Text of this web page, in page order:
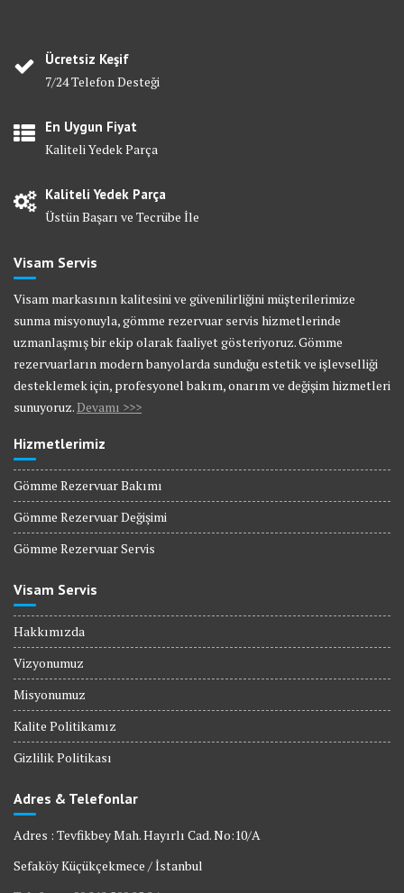
Ücretsiz Keşif
7/24 Telefon Desteği
En Uygun Fiyat
Kaliteli Yedek Parça
Kaliteli Yedek Parça
Üstün Başarı ve Tecrübe İle
Visam Servis
Visam markasının kalitesini ve güvenilirliğini müşterilerimize
sunma misyonuyla, gömme rezervuar servis hizmetlerinde
uzmanlaşmış bir ekip olarak faaliyet gösteriyoruz. Gömme
rezervuarların modern banyolarda sunduğu estetik ve işlevselliği
desteklemek için, profesyonel bakım, onarım ve değişim hizmetleri
sunuyoruz. Devamı >>>
Hizmetlerimiz
Gömme Rezervuar Bakımı
Gömme Rezervuar Değişimi
Gömme Rezervuar Servis
Visam Servis
Hakkımızda
Vizyonumuz
Misyonumuz
Kalite Politikamız
Gizlilik Politikası
Adres & Telefonlar
Adres : Tevfikbey Mah. Hayırlı Cad. No:10/A
Sefaköy Küçükçekmece / İstanbul